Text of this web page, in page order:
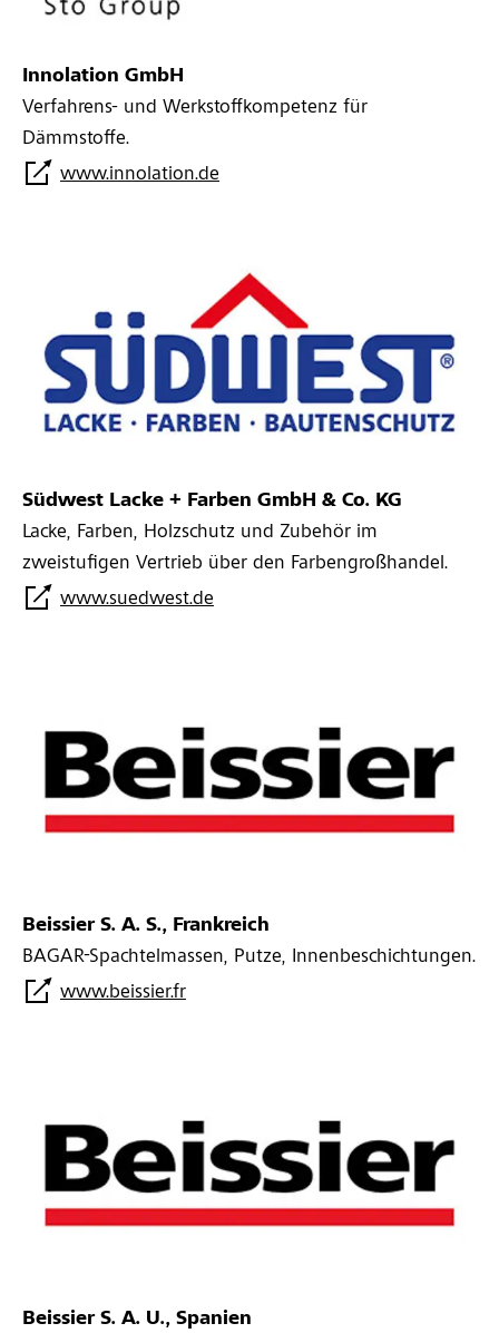
Innolation GmbH
Verfahrens- und Werkstoffkompetenz für
Dämmstoffe.
www.innolation.de
Südwest Lacke + Farben GmbH & Co. KG
Lacke, Farben, Holzschutz und Zubehör im
zweistufigen Vertrieb über den Farbengroßhandel.
www.suedwest.de
Beissier S. A. S., Frankreich
BAGAR-Spachtelmassen, Putze, Innenbeschichtungen.
www.beissier.fr
Beissier S. A. U., Spanien